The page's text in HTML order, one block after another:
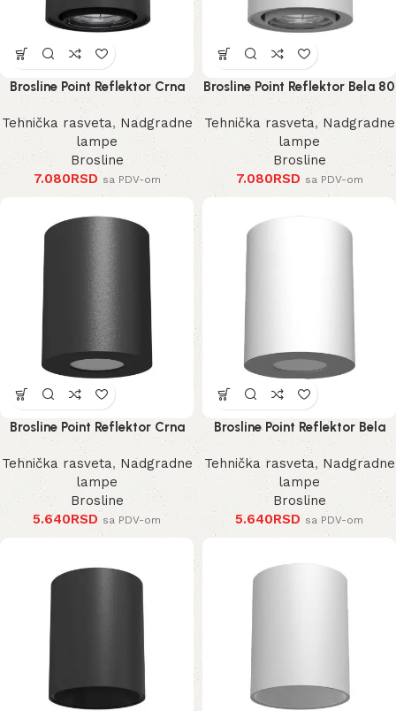
Brosline Point Reflektor Crna
80 mm 100 mm
Tehnička rasveta,Nadgradne
lampe
Brosline
7.080RSD sa PDV-om
Brosline Point Reflektor Bela 80
mm 100 mm
Tehnička rasveta, Nadgradne
lampe
Brosline
7.080RSD sa PDV-om
Brosline Point Reflektor Crna
100 mm
Tehnička rasveta,Nadgradne
lampe
Brosline
5.640RSD sa PDV-om
Brosline Point Reflektor Bela
100 mm
Tehnička rasveta, Nadgradne
lampe
Brosline
5.640RSD sa PDV-om